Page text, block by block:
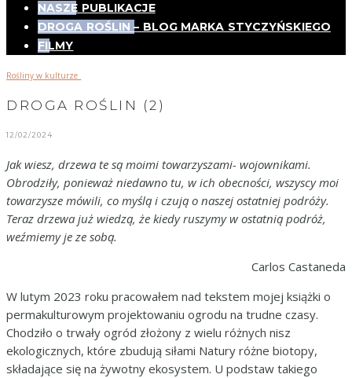
NASZE PUBLIKACJE
DROGA ROŚLIN – BLOG MARKA STYCZYŃSKIEGO
FILMY
Rośliny w kulturze_
DROGA ROŚLIN (2)
12/02/2024
Jak wiesz, drzewa te są moimi towarzyszami- wojownikami.
Obrodziły, ponieważ niedawno tu, w ich obecności, wszyscy moi
towarzysze mówili, co myślą i czują o naszej ostatniej podróży.
Teraz drzewa już wiedzą, że kiedy ruszymy w ostatnią podróż,
weźmiemy je ze sobą.
Carlos Castaneda
W lutym 2023 roku pracowałem nad tekstem mojej książki o
permakulturowym projektowaniu ogrodu na trudne czasy.
Chodziło o trwały ogród złożony z wielu różnych nisz
ekologicznych, które zbudują siłami Natury różne biotopy,
składające się na żywotny ekosystem. U podstaw takiego